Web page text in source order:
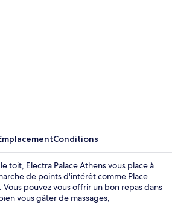
Conditions
toit, Electra Palace Athens vous place à
de points d'intérêt comme Place
Vous pouvez vous offrir un bon repas dans
vous gâter de massages,